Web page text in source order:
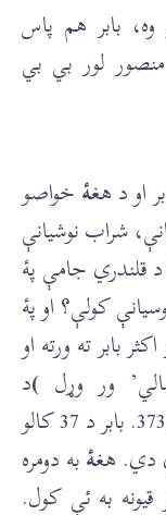
بابر هم پاس
لور بي بي
او د هغۀخواصو
شراب نوشيانې
قلندري جامې پۀ
کولې؟ او پۀ
بابر ته ورته او
ور وړل )د
تفصيلات د پاره وګورئ ‘بابر برنامه II’ (373. بابر د 37 کالو
ۀبه دومره
به ئې کول.